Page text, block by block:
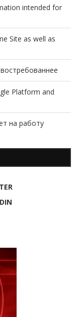
intended for
Site as well as
Platform and
на работу